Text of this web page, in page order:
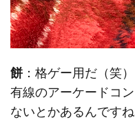
餅 ：格ゲー用だ（笑
有線のアーケードコ
ないとかあるんです